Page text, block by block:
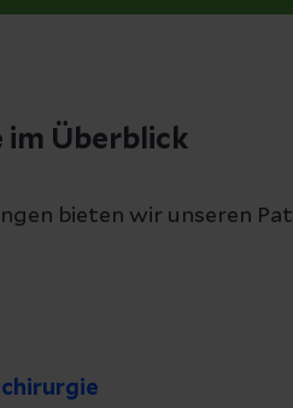
im Überblick
bieten wir unseren